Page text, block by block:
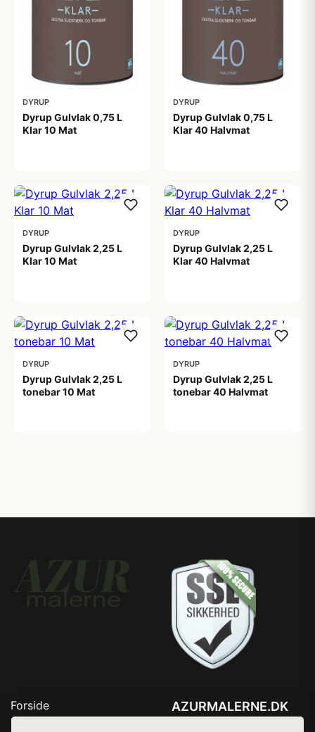
DYRUP
Dyrup Gulvlak 0,75 L
Klar 10 Mat
DYRUP
Dyrup Gulvlak 0,75 L
Klar 40 Halvmat
DYRUP
Dyrup Gulvlak 2,25 L
Klar 10 Mat
DYRUP
Dyrup Gulvlak 2,25 L
Klar 40 Halvmat
DYRUP
Dyrup Gulvlak 2,25 L
tonebar 10 Mat
DYRUP
Dyrup Gulvlak 2,25 L
tonebar 40 Halvmat
Forside
Produkter
AZURMALERNE.DK